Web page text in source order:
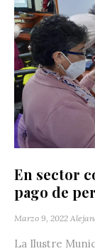
En sector
pago de
Marzo 9, 2022
La Ilustre